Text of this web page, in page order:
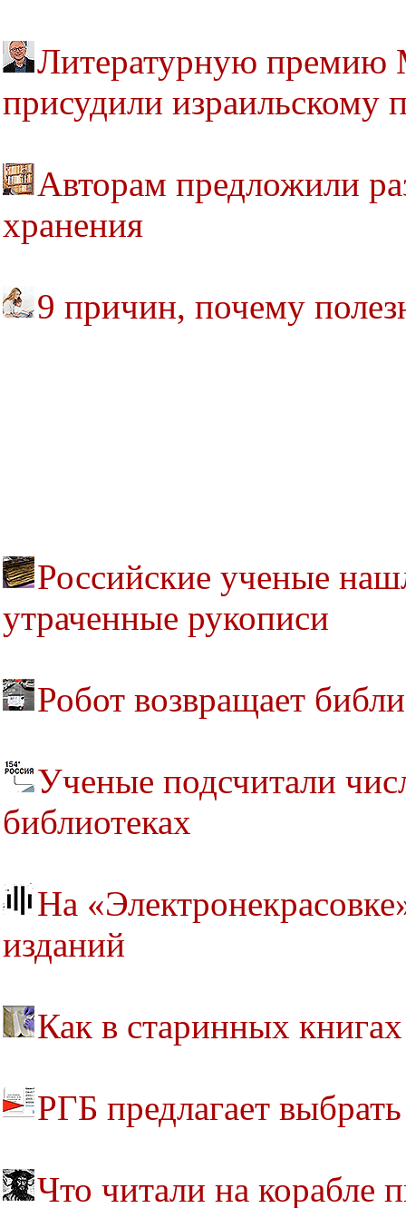
Литературную премию
присудили израильскому
Авторам предложили
хранения
9 причин, почему
Российские ученые
утраченные рукописи
Робот возвращает
Ученые подсчитали
библиотеках
На
изданий
Как в старинных
РГБ предлагает
Что читали на корабле